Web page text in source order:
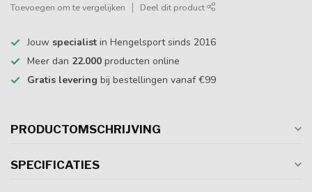
Toevoegen om te vergelijken Deel dit product
Jouw specialist in Hengelsport sinds 2016
Meer dan 22.000 producten online
Gratis levering bij bestellingen vanaf €99
PRODUCTOMSCHRIJVING
SPECIFICATIES